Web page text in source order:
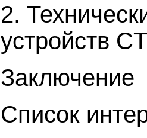
2.
устройств
Заключение
Список